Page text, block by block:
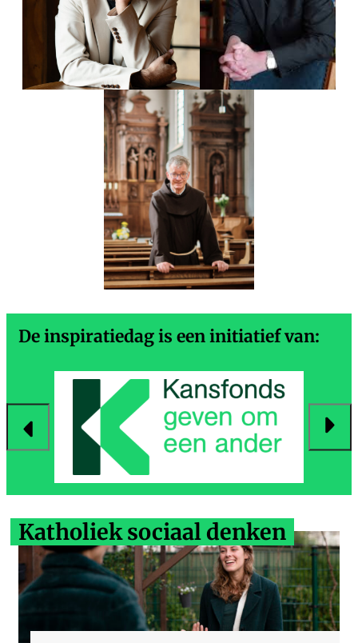
De inspiratiedag is een initiatief van:
Katholiek sociaal denken